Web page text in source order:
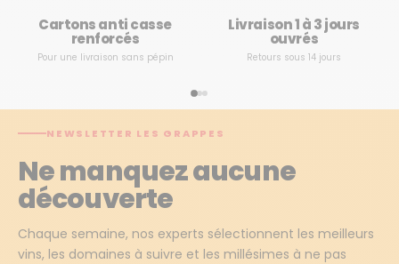
Cartons anti casse
renforcés
Pour une livraison sans pépin
Livraison 1 à 3 jours
ouvrés
Retours sous 14 jours
NEWSLETTER LES GRAPPES
Ne manquez aucune
découverte
Chaque semaine, nos experts sélectionnent les meilleurs
vins, les domaines à suivre et les millésimes à ne pas